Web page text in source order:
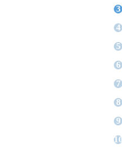
3
4
5
6
7
8
9